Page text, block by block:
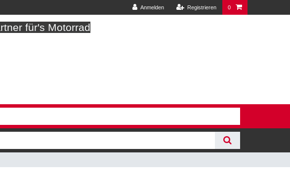
Anmelden Registrieren 0
für's Motorrad